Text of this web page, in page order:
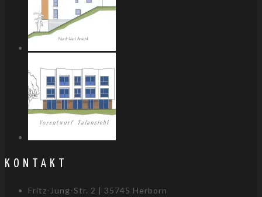
KONTAKT
Fritz-Jung-Str. 2 | 35745 Herborn